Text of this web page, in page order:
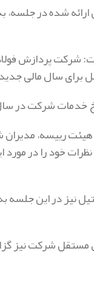
شده در جلسه،
پردازش
برای سال مالی
خدمات شرکت در
رییسه،
خود را در
در این جلسه
مستقل شرکت نیز